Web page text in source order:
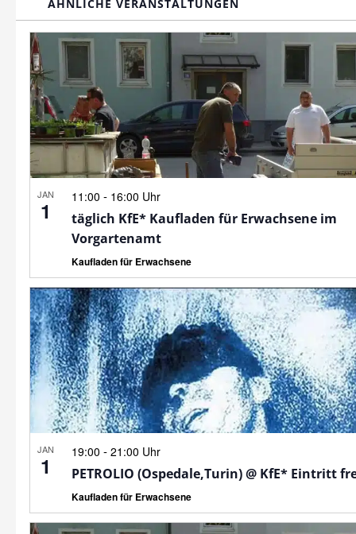
ÄHNLICHE VERANSTALTUNGEN
JAN
1
11:00 - 16:00 Uhr
täglich KfE* Kaufladen für Erwachsene im
Vorgartenamt
Kaufladen für Erwachsene
JAN
1
19:00 - 21:00 Uhr
PETROLIO (Ospedale,Turin) @ KfE* Eintritt
Kaufladen für Erwachsene